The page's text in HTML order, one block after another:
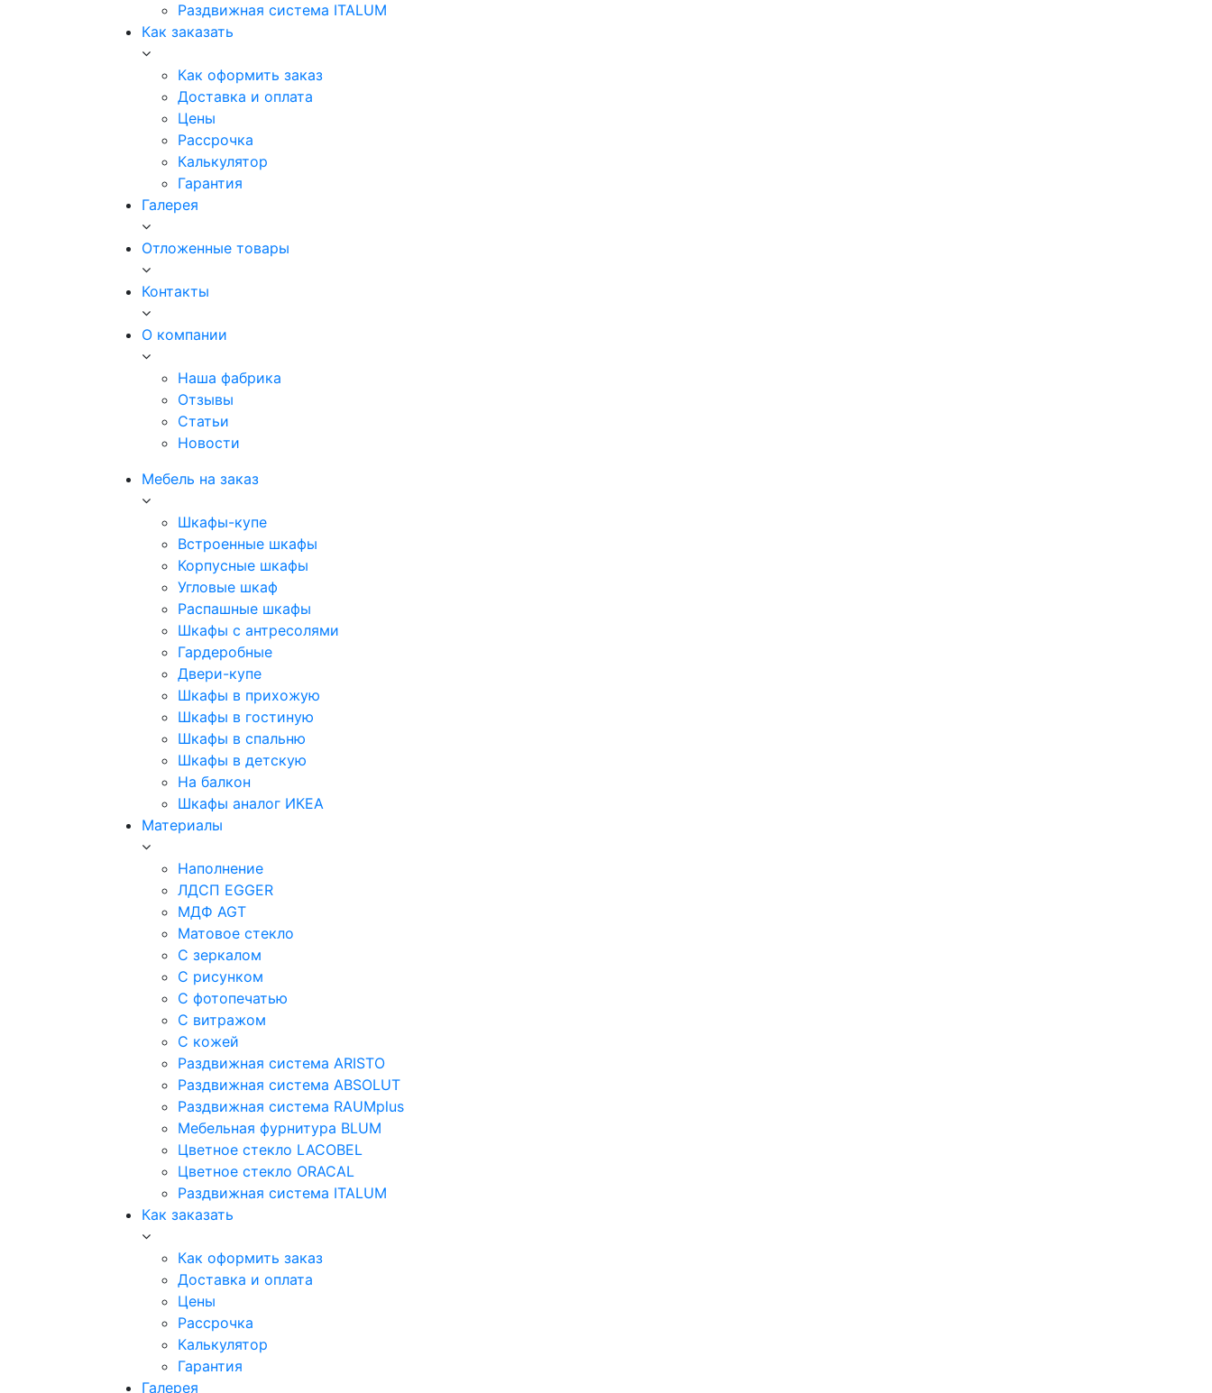
Раздвижная система ITALUM
Как заказать
Как оформить заказ
Доставка и оплата
Цены
Рассрочка
Калькулятор
Гарантия
Галерея
Отложенные товары
Контакты
О компании
Наша фабрика
Отзывы
Статьи
Новости
Мебель на заказ
Шкафы-купе
Встроенные шкафы
Корпусные шкафы
Угловые шкаф
Распашные шкафы
Шкафы с антресолями
Гардеробные
Двери-купе
Шкафы в прихожую
Шкафы в гостиную
Шкафы в спальню
Шкафы в детскую
На балкон
Шкафы аналог ИКЕА
Материалы
Наполнение
ЛДСП EGGER
МДФ AGT
Матовое стекло
С зеркалом
С рисунком
С фотопечатью
С витражом
С кожей
Раздвижная система ARISTO
Раздвижная система ABSOLUT
Раздвижная система RAUMplus
Мебельная фурнитура BLUM
Цветное стекло LACOBEL
Цветное стекло ORACAL
Раздвижная система ITALUM
Как заказать
Как оформить заказ
Доставка и оплата
Цены
Рассрочка
Калькулятор
Гарантия
Галерея